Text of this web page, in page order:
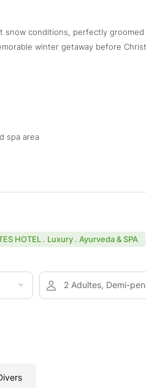
conditions, perfectly groomed
winter getaway before
spa area
HOTEL . Luxury . Ayurveda & SPA
2 Adultes, Demi-